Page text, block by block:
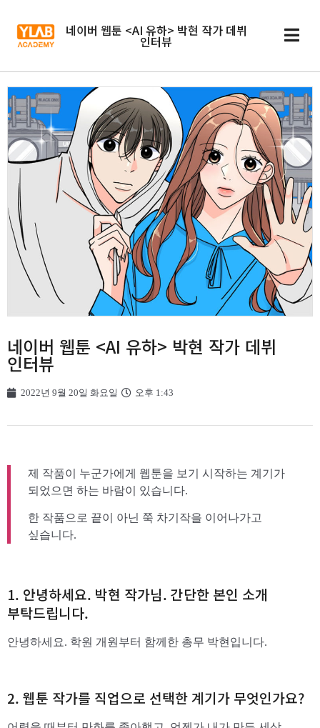
네이버 웹툰 <AI 유하> 박현 작가 데뷔
인터뷰
네이버 웹툰 <AI 유하> 박현 작가 데뷔
인터뷰
2022년 9월 20일 화요일 오후 1:43
제 작품이 누군가에게 웹툰을 보기 시작하는 계기가
되었으면 하는 바람이 있습니다.
한 작품으로 끝이 아닌 쭉 차기작을 이어나가고
싶습니다.
1. 안녕하세요. 박현 작가님. 간단한 본인 소개
부탁드립니다.
안녕하세요. 학원 개원부터 함께한 총무 박현입니다.
2. 웹툰 작가를 직업으로 선택한 계기가 무엇인가요?